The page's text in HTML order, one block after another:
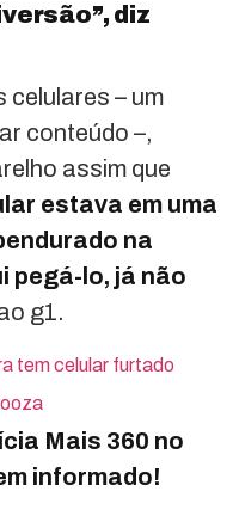
diz
celulares – um
conteúdo –,
assim que
estava em uma
na
pegá-lo, já não
g1.
tem celular furtado
Mais 360 no
informado!